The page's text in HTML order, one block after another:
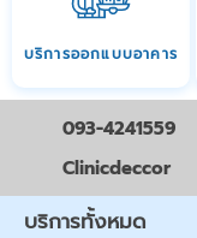
บริการออกแบบอาคาร
093-4241559
Clinicdeccor
บริการทั้งหมด